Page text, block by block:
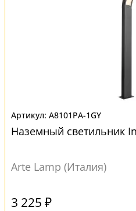
A8101PA-1GY
Наземный светильник
Arte Lamp (Италия)
3 225 ₽